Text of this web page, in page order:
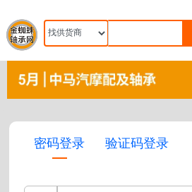
密码登录 验证码登录